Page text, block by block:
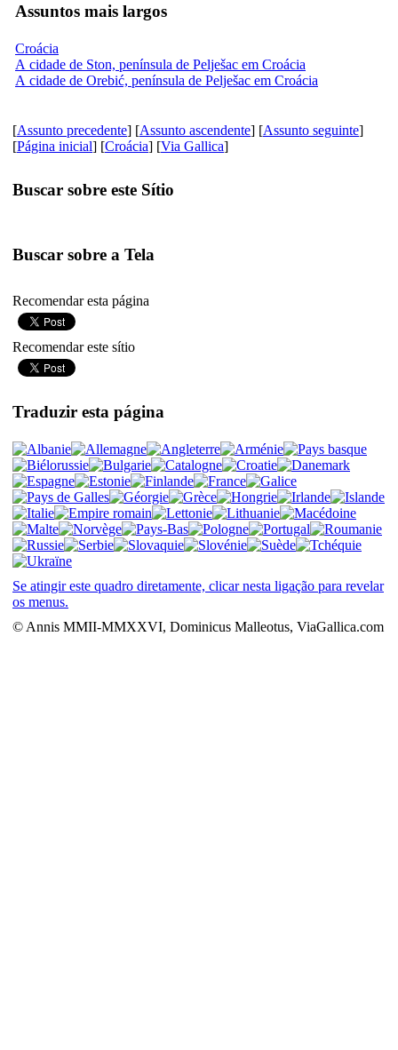
Assuntos mais largos
Croácia
A cidade de Ston, península de Pelješac em Croácia
A cidade de Orebić, península de Pelješac em Croácia
[Assunto precedente] [Assunto ascendente] [Assunto seguinte]
[Página inicial] [Croácia] [Via Gallica]
Buscar sobre este Sítio
Buscar sobre a Tela
Recomendar esta página
Recomendar este sítio
Traduzir esta página
Se atingir este quadro diretamente, clicar nesta ligação para revelar
os menus.
© Annis MMII-MMXXVI, Dominicus Malleotus, ViaGallica.com